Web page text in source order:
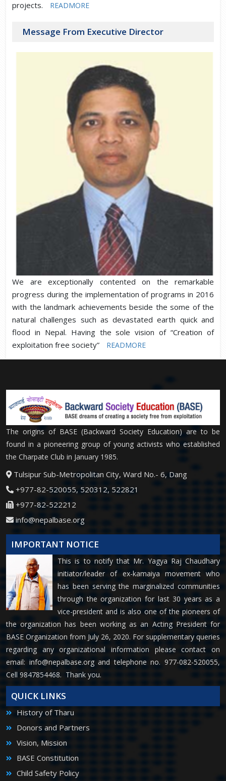
projects.
READMORE
Message From Executive Director
We are exceptionally contented on the remarkable
progress during the implementation of programs in 2016
with the landmark achievements beside the some of the
natural challenges such as devastated earth quick and
flood in Nepal. Having the sole vision of “Creation of
exploitation free society”
READMORE
The origins of BASE (Backward Society Education) are to be
found in a pioneering group of young activists who established
the Charpate Club in January 1985.
Tulsipur Sub-Metropolitan City, Ward No.- 6, Dang
+977-82-520055, 520312, 522821
+977-82-522212
info@nepalbase.org
IMPORTANT NOTICE
This is to notify that Mr. Yagya Raj Chaudhary
initiator/leader of ex-kamaiya movement who
has been serving the marginalized communities
through the organization for last 30 years as a
vice-president and is also one of the pioneers of
the organization has been working as an Acting President for
BASE Organization from July 26, 2020. For supplementary queries
regarding any organizational information please contact on
email: info@nepalbase.organd telephone no. 977-082-520055,
Cell 9847854468. Thank you.
QUICK LINKS
History of Tharu
Donors and Partners
Vision, Mission
BASE Constitution
Child Safety Policy